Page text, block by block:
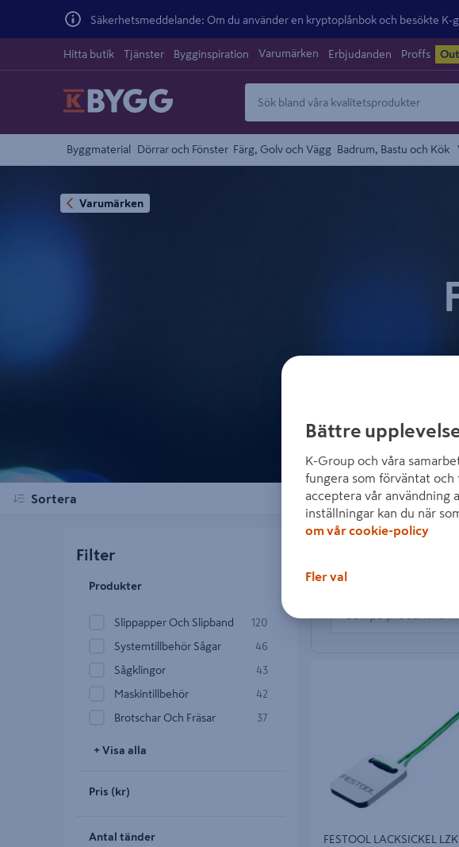
Säkerhetsmeddelande: Om du använder en kryptoplånbok och besökte K-
Hitta butik Tjänster Bygginspiration Varumärken Erbjudanden Proffs
Byggmaterial Dörrar och Fönster Färg, Golv och Vägg Badrum, Bastu och Kök
Varumärken
Sortera
Filter
Produkter
Slippapper Och Slipband 120
Systemtillbehör Sågar 46
Sågklingor 43
Maskintillbehör 42
Brotschar Och Fräsar 37
+ Visa alla
Pris (kr)
Antal tänder
Visar 807 produkter
Sök inom FESTOOL
FESTOOL LACKSICKEL
Bättre
K-Group och våra
fungera som förväntat och
acceptera vår användning
inställningar kan du när
om vår cookie-policy
Fler val